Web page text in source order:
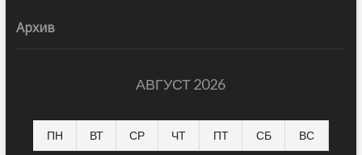
Архив
АВГУСТ 2026
ПН ВТ СР ЧТ ПТ СБ ВС